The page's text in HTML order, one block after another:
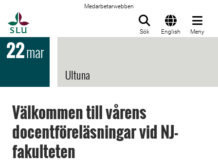
Medarbetarwebben
Sök English Meny
22mar
Ultuna
Välkommen till vårens
docentföreläsningar vid NJ-
fakulteten